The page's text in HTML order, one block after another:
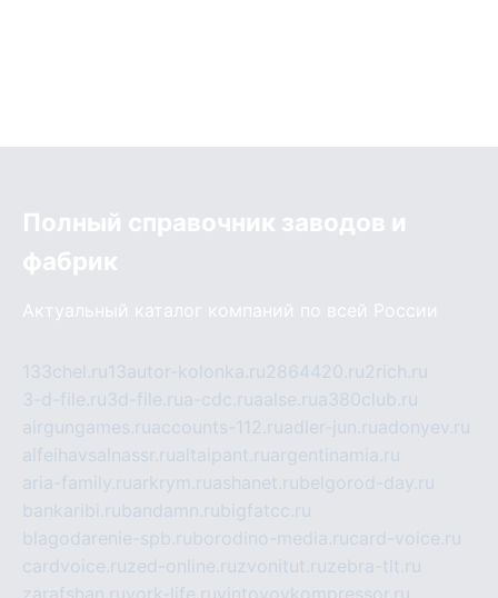
Полный справочник заводов и
фабрик
Актуальный каталог компаний по всей России
133chel.ru13autor-kolonka.ru2864420.ru2rich.ru
3-d-file.ru3d-file.rua-cdc.ruaalse.rua380club.ru
airgungames.ruaccounts-112.ruadler-jun.ruadonyev.ru
alfeihavsalnassr.rualtaipant.ruargentinamia.ru
aria-family.ruarkrym.ruashanet.rubelgorod-day.ru
bankaribi.rubandamn.rubigfatcc.ru
blagodarenie-spb.ruborodino-media.rucard-voice.ru
cardvoice.ruzed-online.ruzvonitut.ruzebra-tlt.ru
zarafshan.ruyork-life.ruvintovoykompressor.ru